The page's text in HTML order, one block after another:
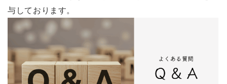
与しております。